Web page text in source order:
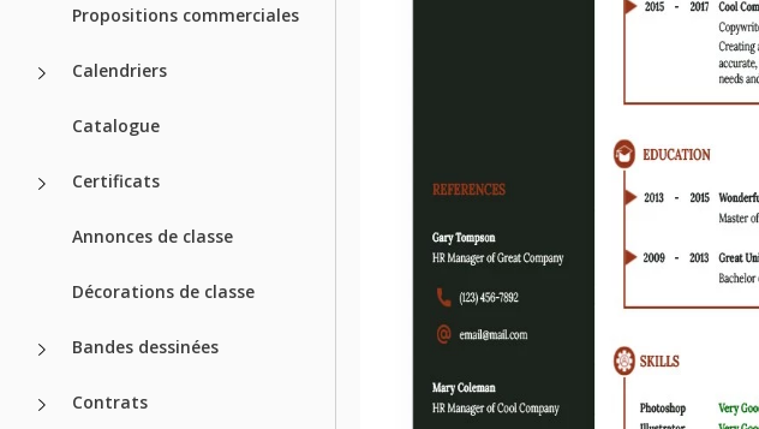
Propositions commerciales
Calendriers
Catalogue
Certificats
Annonces de classe
Décorations de classe
Bandes dessinées
Contrats